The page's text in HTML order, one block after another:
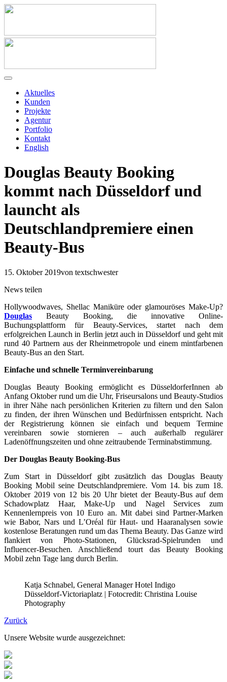
Aktuelles
Kunden
Projekte
Agentur
Portfolio
Kontakt
English
Douglas Beauty Booking
kommt nach Düsseldorf und
launcht als
Deutschlandpremiere einen
Beauty-Bus
15. Oktober 2019von textschwester
News teilen
Hollywoodwaves, Shellac Maniküre oder glamouröses Make-Up?
Douglas Beauty Booking, die innovative Online-
Buchungsplattform für Beauty-Services, startet nach dem
erfolgreichen Launch in Berlin jetzt auch in Düsseldorf und geht mit
rund 40 Partnern aus der Rheinmetropole und einem mintfarbenen
Beauty-Bus an den Start.
Einfache und schnelle Terminvereinbarung
Douglas Beauty Booking ermöglicht es DüsseldorferInnen ab
Anfang Oktober rund um die Uhr, Friseursalons und Beauty-Studios
in ihrer Nähe nach persönlichen Kriterien zu filtern und den Salon
zu finden, der ihren Wünschen und Bedürfnissen entspricht. Nach
der Registrierung können sie einfach und bequem Termine
vereinbaren sowie stornieren – auch außerhalb regulärer
Ladenöffnungszeiten und ohne zeitraubende Terminabstimmung.
Der Douglas Beauty Booking-Bus
Zum Start in Düsseldorf gibt zusätzlich das Douglas Beauty
Booking Mobil seine Deutschlandpremiere. Vom 14. bis zum 18.
Oktober 2019 von 12 bis 20 Uhr bietet der Beauty-Bus auf dem
Schadowplatz Haar, Make-Up und Nagel Services zum
Kennenlernpreis von 10 Euro an. Mit dabei sind Partner-Marken
wie Babor, Nars und L’Oréal für Haut- und Haaranalysen sowie
kostenlose Beratungen rund um das Thema Beauty. Das Ganze wird
flankiert von Photo-Stationen, Glücksrad-Spielrunden und
Influencer-Besuchen. Anschließend tourt das Beauty Booking
Mobil zehn Tage lang durch Berlin.
Katja Schnabel, General Manager Hotel Indigo
Düsseldorf-Victoriaplatz | Fotocredit: Christina Louise
Photography
Zurück
Unsere Website wurde ausgezeichnet: